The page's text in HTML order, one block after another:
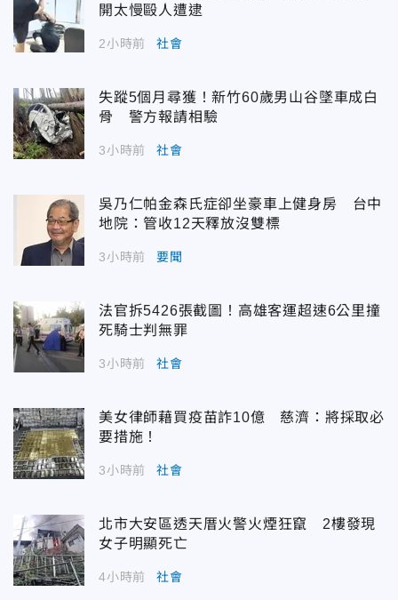
開太慢毆人遭逮
2小時前 社會
失蹤5個月尋獲！新竹60歲男山谷墜車成白
骨 警方報請相驗
3小時前 社會
吳乃仁帕金森氏症卻坐豪車上健身房 台中
地院：管收12天釋放沒雙標
3小時前 要聞
法官拆5426張截圖！高雄客運超速6公里撞
死騎士判無罪
3小時前 社會
美女律師藉買疫苗詐10億 慈濟：將採取必
要措施！
3小時前 社會
北市大安區透天厝火警火煙狂竄 2樓發現
女子明顯死亡
4小時前 社會